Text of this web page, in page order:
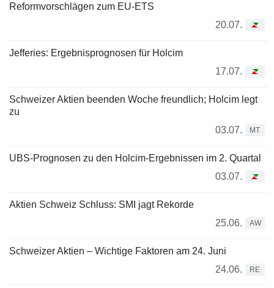
Reformvorschlägen zum EU-ETS
20.07.
Jefferies: Ergebnisprognosen für Holcim
17.07.
Schweizer Aktien beenden Woche freundlich; Holcim legt
zu
03.07.
MT
UBS-Prognosen zu den Holcim-Ergebnissen im 2. Quartal
03.07.
Aktien Schweiz Schluss: SMI jagt Rekorde
25.06.
AW
Schweizer Aktien – Wichtige Faktoren am 24. Juni
24.06.
RE